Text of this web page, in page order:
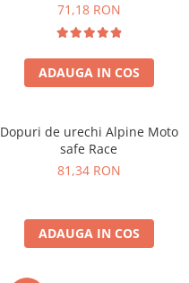
71,18 RON
ADAUGA IN COS
Dopuri de urechi Alpine Moto
safe Race
81,34 RON
ADAUGA IN COS